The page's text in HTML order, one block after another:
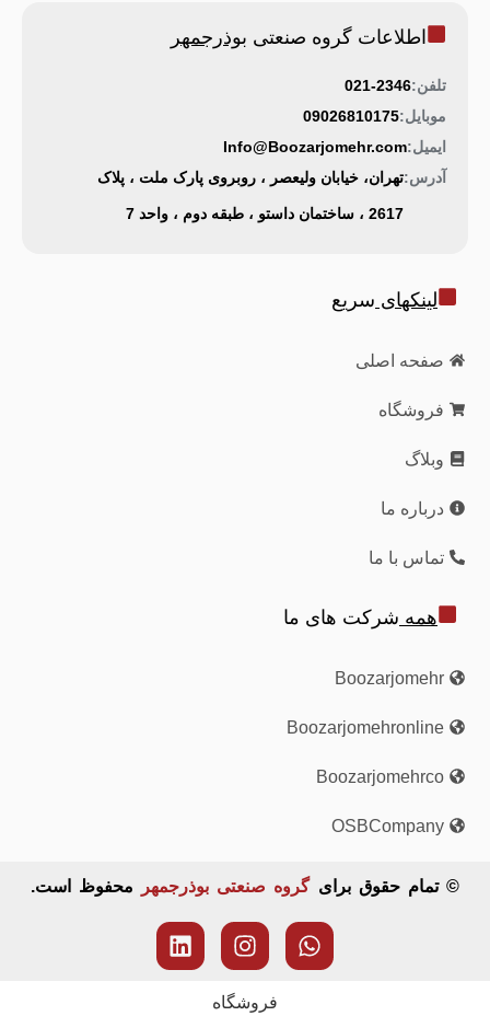
اطلاعات گروه صنعتی بوذرجمهر
تلفن:021-2346
موبایل:09026810175
ایمیل:Info@Boozarjomehr.com
آدرس:تهران، خیابان ولیعصر ، روبروی پارک ملت ، پلاک
2617 ، ساختمان داستو ، طبقه دوم ، واحد 7
لینکهای سریع
صفحه اصلی
فروشگاه
وبلاگ
درباره ما
تماس با ما
همه شرکت های ما
Boozarjomehr
Boozarjomehronline
Boozarjomehrco
OSBCompany
© تمام حقوق برایگروه صنعتی بوذرجمهر محفوظ است.
فروشگاه